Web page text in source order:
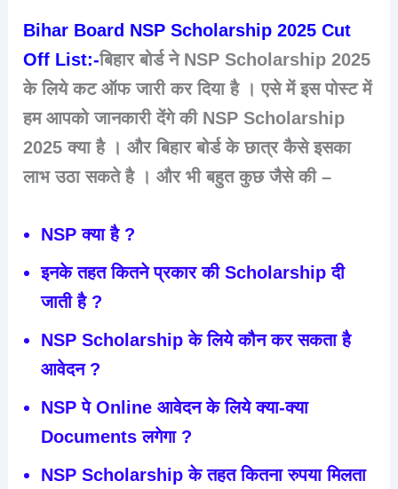
Bihar Board NSP Scholarship 2025 Cut
Off List:-बिहार बोर्ड ने NSP Scholarship 2025
के लिये कट ऑफ जारी कर दिया है । एसे में इस पोस्ट में
हम आपको जानकारी देंगे की NSP Scholarship
2025 क्या है । और बिहार बोर्ड के छात्र कैसे इसका
लाभ उठा सकते है । और भी बहुत कुछ जैसे की –
NSP क्या है ?
इनके तहत कितने प्रकार की Scholarship दी
जाती है ?
NSP Scholarship के लिये कौन कर सकता है
आवेदन ?
NSP पे Online आवेदन के लिये क्या-क्या
Documents लगेगा ?
NSP Scholarship के तहत कितना रुपया मिलता